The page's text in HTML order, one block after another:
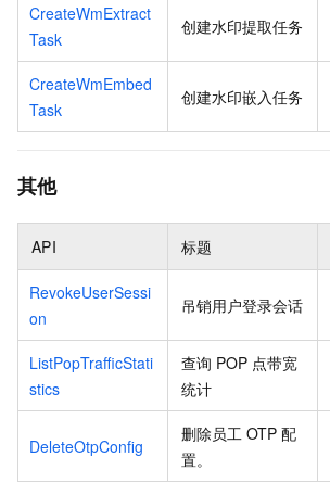
CreateWmExtract
Task
创建水印提取任务
CreateWmEmbed
Task
创建水印嵌入任务
其他
API 标题
RevokeUserSessi
on
吊销用户登录会话
ListPopTrafficStati
stics
查询 POP 点带宽
统计
DeleteOtpConfig
删除员工 OTP 配
置。